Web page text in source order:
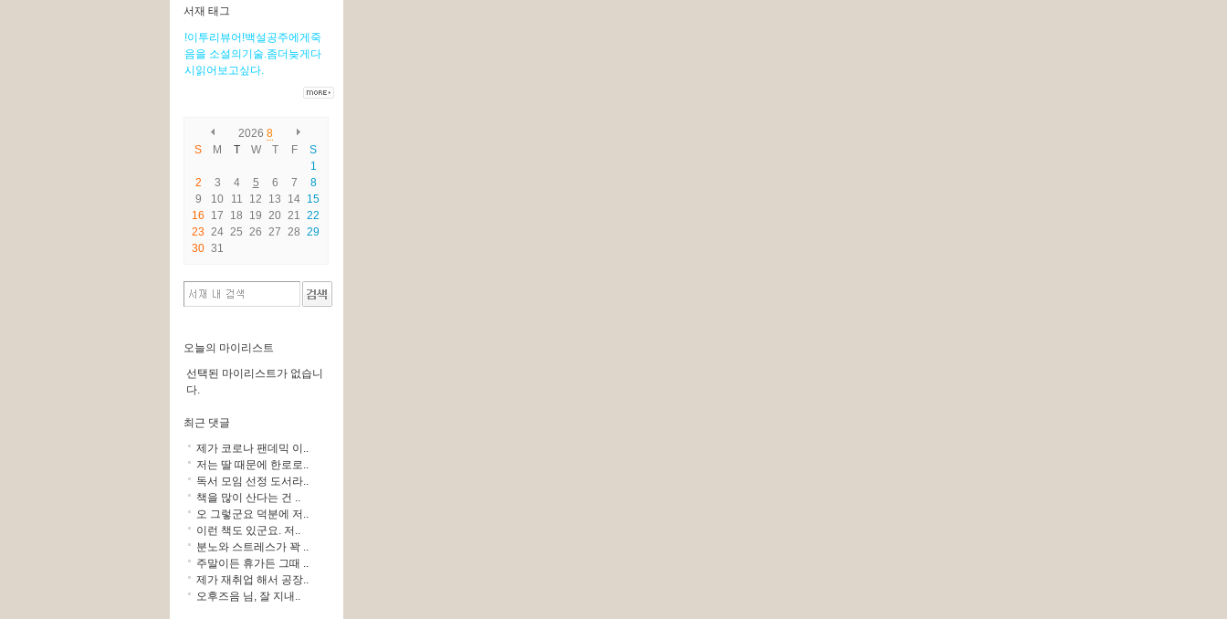
서재 태그
!이투리뷰어!백설공주에게죽
음을 소설의기술.좀더늦게다
시읽어보고싶다.
2026 8
S
M T W T F
S
1
2
3 4 5 6 7
8
9
10 11 12 13 14 15
16
17 18 19 20 21 22
23 24 25 26 27 28 29
30 31
오늘의 마이리스트
선택된 마이리스트가 없습니
다.
최근 댓글
제가 코로나 팬데믹 이..
저는 딸 때문에 한로로..
독서 모임 선정 도서라..
책을 많이 산다는 건 ..
오 그렇군요 덕분에 저..
이런 책도 있군요. 저..
분노와 스트레스가 꽉 ..
주말이든 휴가든 그때 ..
제가 재취업 해서 공장..
오후즈음 님, 잘 지내..